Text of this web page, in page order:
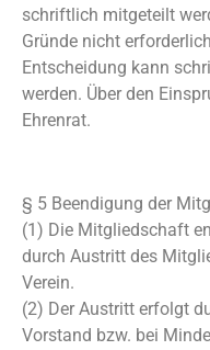
schriftlich mitgeteilt
Gründe nicht
Entscheidung kann
werden. Über den
Ehrenrat.
§ 5 Beendigung der
(1) Die Mitgliedschaft
durch Austritt des
Verein.
(2) Der Austritt erfolgt
Vorstand bzw. bei